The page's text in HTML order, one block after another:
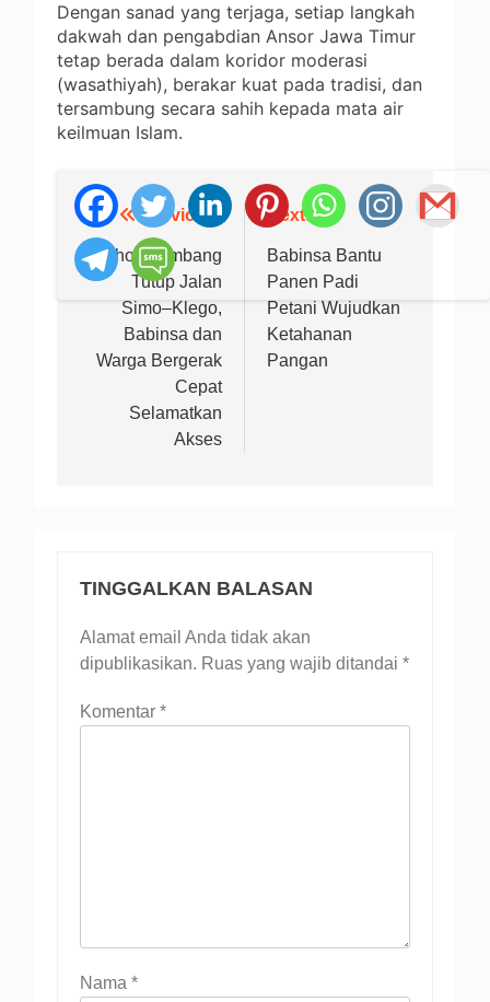
Dengan sanad yang terjaga, setiap langkah
dakwah dan pengabdian Ansor Jawa Timur
tetap berada dalam koridor moderasi
(wasathiyah), berakar kuat pada tradisi, dan
tersambung secara sahih kepada mata air
keilmuan Islam.
Navigasi
pos
Previous:
Pohon Tumbang
Tutup Jalan
Simo–Klego,
Babinsa dan
Warga Bergerak
Cepat
Selamatkan
Akses
Next:
Babinsa Bantu
Panen Padi
Petani Wujudkan
Ketahanan
Pangan
TINGGALKAN BALASAN
Alamat email Anda tidak akan
dipublikasikan. Ruas yang wajib ditandai *
Komentar *
Nama *